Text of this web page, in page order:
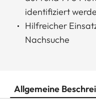
identifiziert
Hilfreicher
Nachsuche
Allgemeine